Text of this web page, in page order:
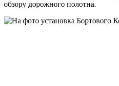
обзору дорожного полотна.